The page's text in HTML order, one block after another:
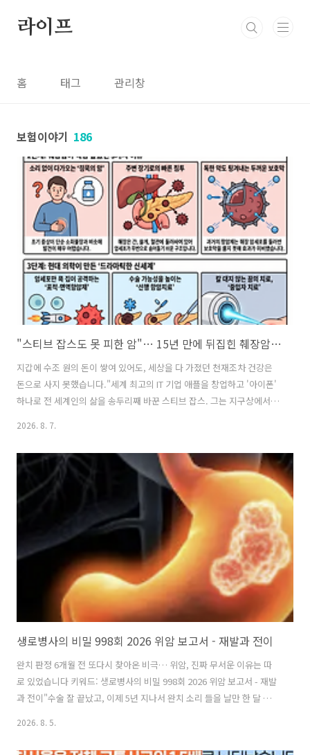
라이프
홈 태그 관리창
보험이야기 186
"스티브 잡스도 못 피한 암"… 15년 만에 뒤집힌 췌장암의 충격적 반전"
지갑에 수조 원의 돈이 쌓여 있어도, 세상을 다 가졌던 천재조차 건강은
돈으로 사지 못했습니다."세계 최고의 IT 기업 애플을 창업하고 '아이폰'
하나로 전 세계인의 삶을 송두리째 바꾼 스티브 잡스. 그는 지구상에서
바로 '췌장암'이었습니다.당시 온 세계는 엄청난 충격에 빠졌습니다. "세
계 최고 부자도 췌장암에 걸리니까 별수 없구나", "췌장암은 걸리면 무조
건 끝이구나" 하는 절망적인 공포가 전 세계를 덮쳤습니다. 정말 췌장암
은 여전히 걸리면 손 쓸 수 없는 불치병일까요? 단언컨대 아닙니다. 스티
브 잡스가 세상을 떠난 지 10여 년이 지난 지금, 의학계에서는 ..
2026. 8. 7.
생로병사의 비밀 998회 2026 위암 보고서 - 재발과 전이
완치 판정 6개월 전 또다시 찾아온 비극… 위암, 진짜 무서운 이유는 따
로 있었습니다 키워드: 생로병사의 비밀 998회 2026 위암 보고서 - 재발
과 전이"수술 잘 끝났고, 이제 5년 지나서 완치 소리 들을 날만 한 달 남았
도장 찍기 딱 6개월 전, 암이 온몸으로 다시 퍼졌다는 진단을 받는다면 어
2026. 8. 5.